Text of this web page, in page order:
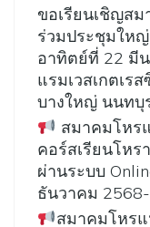
ขอเรียนเชิญส
ร่วมประชุมให
อาทิตย์ที่ 22 มี
แรมเวสเกตเร
บางใหญ่ นนทบุ
สมาคมโหร
คอร์สเรียนโห
ผ่านระบบ
ธันวาคม
สมาคมโหรแ